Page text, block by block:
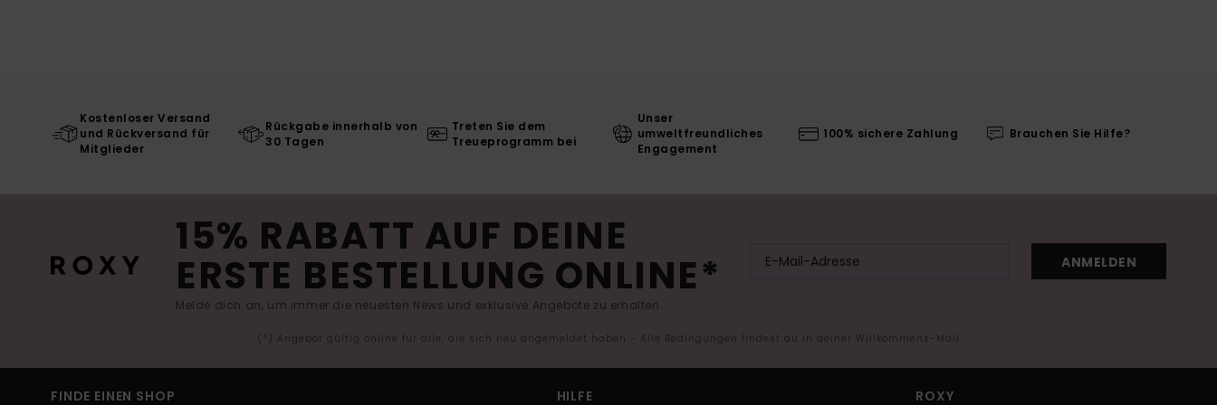
Kostenloser Versand
und Rückversand für
Mitglieder
Rückgabe innerhalb von
30 Tagen
Treten Sie dem
Treueprogramm bei
Unser
umweltfreundliches
Engagement
100% sichere Zahlung Brauchen Sie Hilfe?
15% RABATT AUF DEINE
ERSTE BESTELLUNG ONLINE*
Melde dich an, um immer die neuesten News und exklusive Angebote zu erhalten.
ANMELDEN
(*) Angebot gültig online für alle, die sich neu angemeldet haben - Alle Bedingungen findest du in deiner Willkommens-Mail
FINDE EINEN SHOP HILFE ROXY